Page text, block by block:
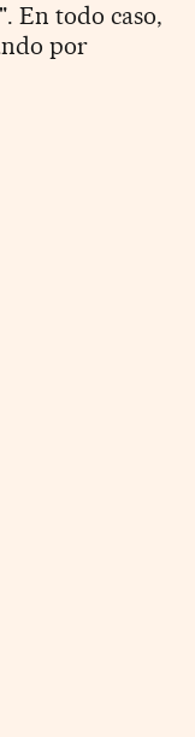
En todo caso,
por